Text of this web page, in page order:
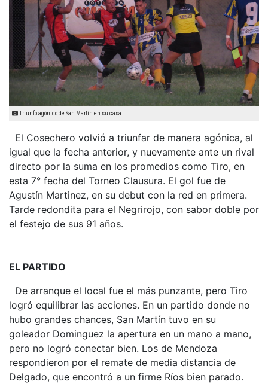
Triunfo agónico de San Martín en su casa.
El Cosechero volvió a triunfar de manera agónica, al
igual que la fecha anterior, y nuevamente ante un rival
directo por la suma en los promedios como Tiro, en
esta 7° fecha del Torneo Clausura. El gol fue de
Agustín Martinez, en su debut con la red en primera.
Tarde redondita para el Negrirojo, con sabor doble por
el festejo de sus 91 años.
EL PARTIDO
De arranque el local fue el más punzante, pero Tiro
logró equilibrar las acciones. En un partido donde no
hubo grandes chances, San Martín tuvo en su
goleador Dominguez la apertura en un mano a mano,
pero no logró conectar bien. Los de Mendoza
respondieron por el remate de media distancia de
Delgado, que encontró a un firme Ríos bien parado.